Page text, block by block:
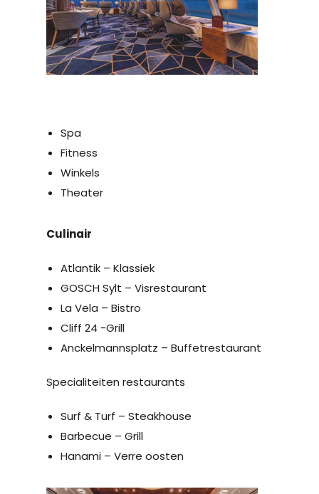
Spa
Fitness
Winkels
Theater
Culinair
Atlantik – Klassiek
GOSCH Sylt – Visrestaurant
La Vela – Bistro
Cliff 24 -Grill
Anckelmannsplatz – Buffetrestaurant
Specialiteiten restaurants
Surf & Turf – Steakhouse
Barbecue – Grill
Hanami – Verre oosten